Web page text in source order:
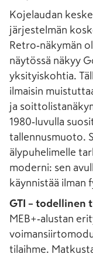
Kojelaudan
järjestelmän
Retro‑näkymän
näytössä näkyy
yksityiskohtia.
ilmaisin
ja
1980‑luvulla
tallennusmuoto.
älypuhelimelle
moderni: sen
käynnistää ilman
GTI – todellinen
MEB+‑alustan
tilaihme.